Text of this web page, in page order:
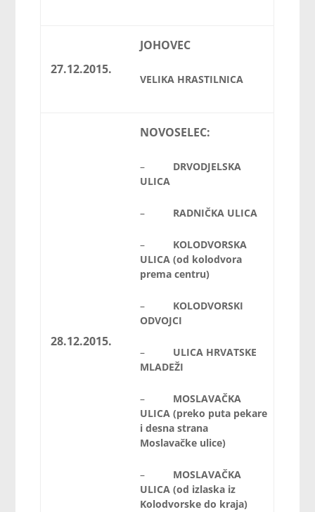
27.12.2015.
JOHOVEC
VELIKA HRASTILNICA
28.12.2015.
NOVOSELEC:
– DRVODJELSKA
ULICA
– RADNIČKA ULICA
– KOLODVORSKA
ULICA (od kolodvora
prema centru)
– KOLODVORSKI
ODVOJCI
– ULICA HRVATSKE
MLADEŽI
– MOSLAVAČKA
ULICA (preko puta pekare
i desna strana
Moslavačke ulice)
– MOSLAVAČKA
ULICA (od izlaska iz
Kolodvorske do kraja)